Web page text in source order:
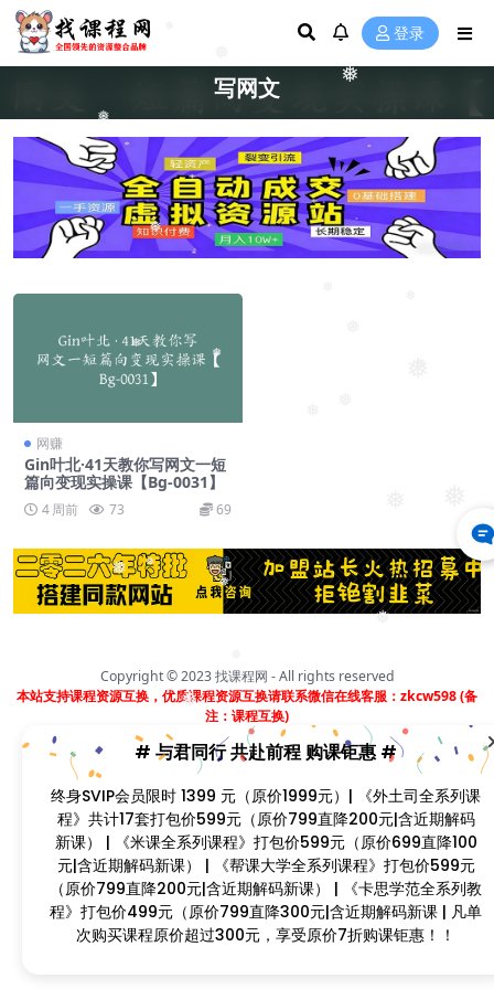
❅
❅
❅
❅
❅
❅
❅
❅
❅ ❅
❅
❅
❅
❅
❅
登录
写网文
网赚
Gin叶北·41天教你写网文一短
篇向变现实操课【Bg-0031】
4 周前 73 69
Copyright © 2023找课程网 - All rights reserved
本站支持课程资源互换，优质课程资源互换请联系微信在线客服：zkcw598 (备
注：课程互换)
闽ICP备2022077749号
# 与君同行 共赴前程 购课钜惠 #
终身SVIP会员限时 1399 元（原价1999元）| 《外土司全系列课
程》共计17套打包价599元（原价799直降200元|含近期解码
新课） | 《米课全系列课程》打包价599元（原价699直降100
元|含近期解码新课） | 《帮课大学全系列课程》打包价599元
（原价799直降200元|含近期解码新课） | 《卡思学范全系列教
程》打包价499元（原价799直降300元|含近期解码新课 | 凡单
次购买课程原价超过300元，享受原价7折购课钜惠！！